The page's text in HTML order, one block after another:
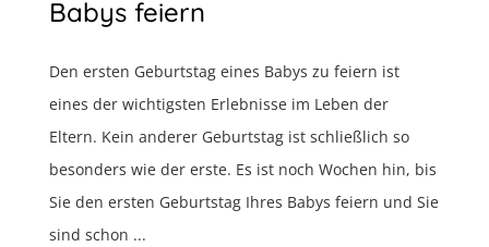
Babys feiern
Den ersten Geburtstag eines Babys zu feiern ist
eines der wichtigsten Erlebnisse im Leben der
Eltern. Kein anderer Geburtstag ist schließlich so
besonders wie der erste. Es ist noch Wochen hin, bis
Sie den ersten Geburtstag Ihres Babys feiern und Sie
sind schon ...